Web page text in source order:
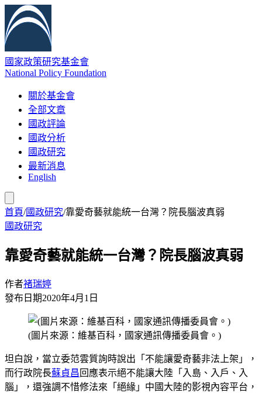
國家政策研究基金會
National Policy Foundation
關於基金會
全部文章
國政評論
國政分析
國政研究
最新消息
English
首頁/國政研究/靠愛奇藝就能統一台灣？院長腦波真弱
國政研究
靠愛奇藝就能統一台灣？院長腦波真弱
作者褚瑞婷
發布日期2020年4月1日
(圖片來源：維基百科，國家通訊傳播委員會。)
坦白說，當立委范雲質詢時說出「不能讓愛奇藝非法上架」，
而行政院長蘇貞昌回應表示絕不能讓大陸「入島、入戶、入
腦」，還強調不惜修法來「絕緣」中國大陸的影視內容平台，